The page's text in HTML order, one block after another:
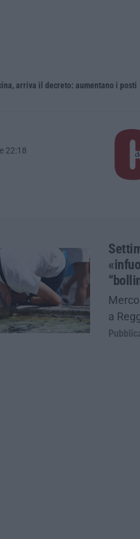
arriva il decreto: aumentano i posti
22:18
a